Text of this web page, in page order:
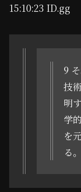
15:10:23 ID.gg
9
技
明
学
を
る。